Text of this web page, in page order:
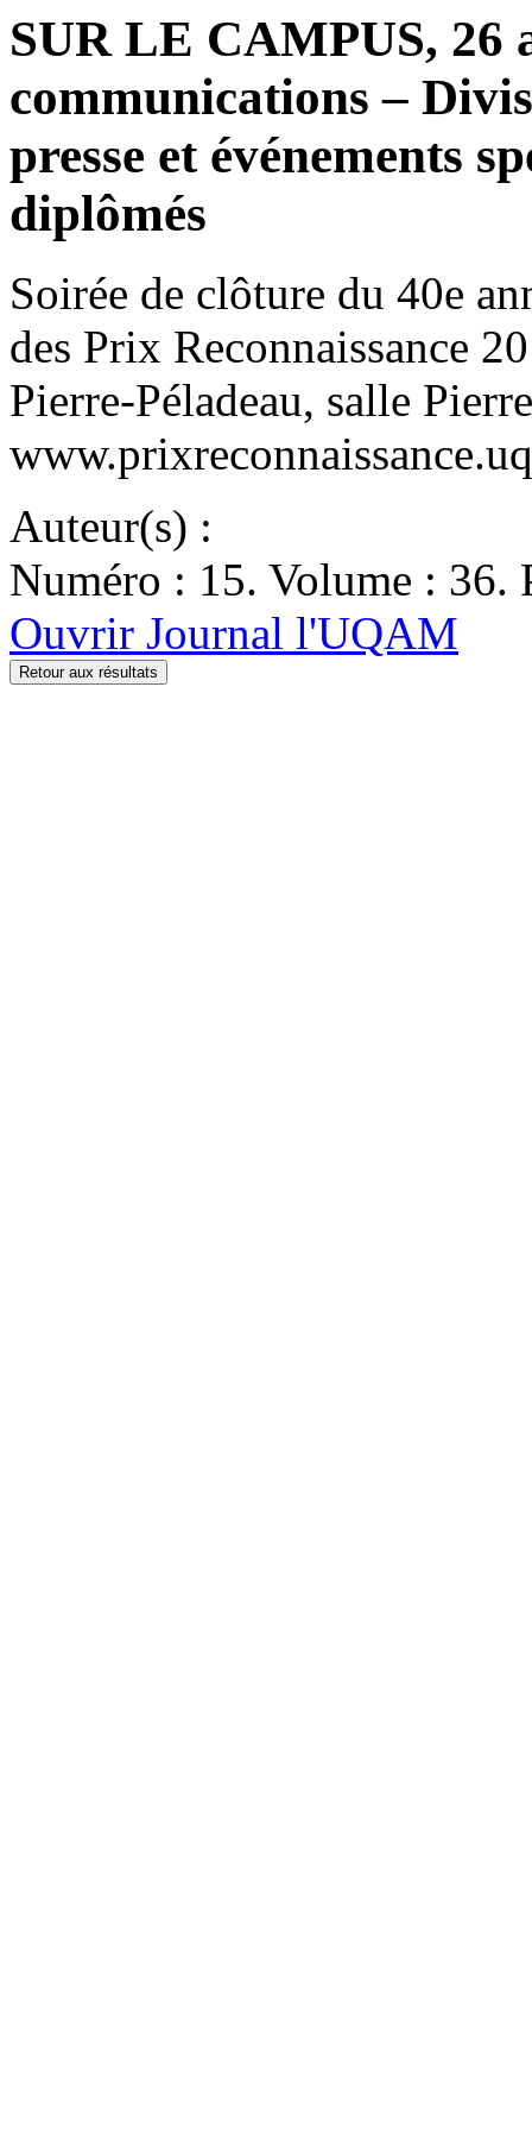
SUR LE CAMPUS, 26
communications –
presse et événements
diplômés
Soirée de clôture du 40e
des Prix Reconnaissance
Pierre-Péladeau, salle
Auteur(s) :
Numéro : 15. Volume : 36.
Ouvrir Journal l'UQAM
Retour aux résultats